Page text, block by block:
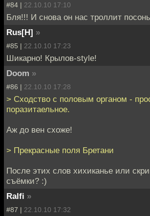
#84 | 22.10.10 17:10
Бля!!! И снова он нас троллит
Rus[H] »
#85 | 22.10.10 17:23
Шикарно! Крылов-style!
Doom »
#86 | 22.10.10 17:28
> Сходство с половым органом -
поразитаельное.
Аж до вен схоже!
> Прекрасные поля Бретани
После этих слов хихиканье или
съёмки? :)
Ralfi »
#87 | 22.10.10 17:32